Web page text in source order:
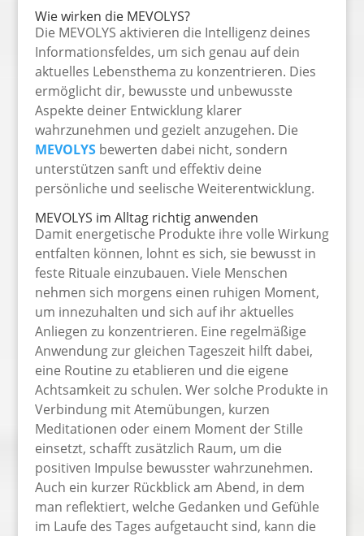
Wie wirken die MEVOLYS?
Die MEVOLYS aktivieren die Intelligenz deines
Informationsfeldes, um sich genau auf dein
aktuelles Lebensthema zu konzentrieren. Dies
ermöglicht dir, bewusste und unbewusste
Aspekte deiner Entwicklung klarer
wahrzunehmen und gezielt anzugehen. Die
MEVOLYSbewerten dabei nicht, sondern
unterstützen sanft und effektiv deine
persönliche und seelische Weiterentwicklung.
MEVOLYS im Alltag richtig anwenden
Damit energetische Produkte ihre volle Wirkung
entfalten können, lohnt es sich, sie bewusst in
feste Rituale einzubauen. Viele Menschen
nehmen sich morgens einen ruhigen Moment,
um innezuhalten und sich auf ihr aktuelles
Anliegen zu konzentrieren. Eine regelmäßige
Anwendung zur gleichen Tageszeit hilft dabei,
eine Routine zu etablieren und die eigene
Achtsamkeit zu schulen. Wer solche Produkte in
Verbindung mit Atemübungen, kurzen
Meditationen oder einem Moment der Stille
einsetzt, schafft zusätzlich Raum, um die
positiven Impulse bewusster wahrzunehmen.
Auch ein kurzer Rückblick am Abend, in dem
man reflektiert, welche Gedanken und Gefühle
im Laufe des Tages aufgetaucht sind, kann die